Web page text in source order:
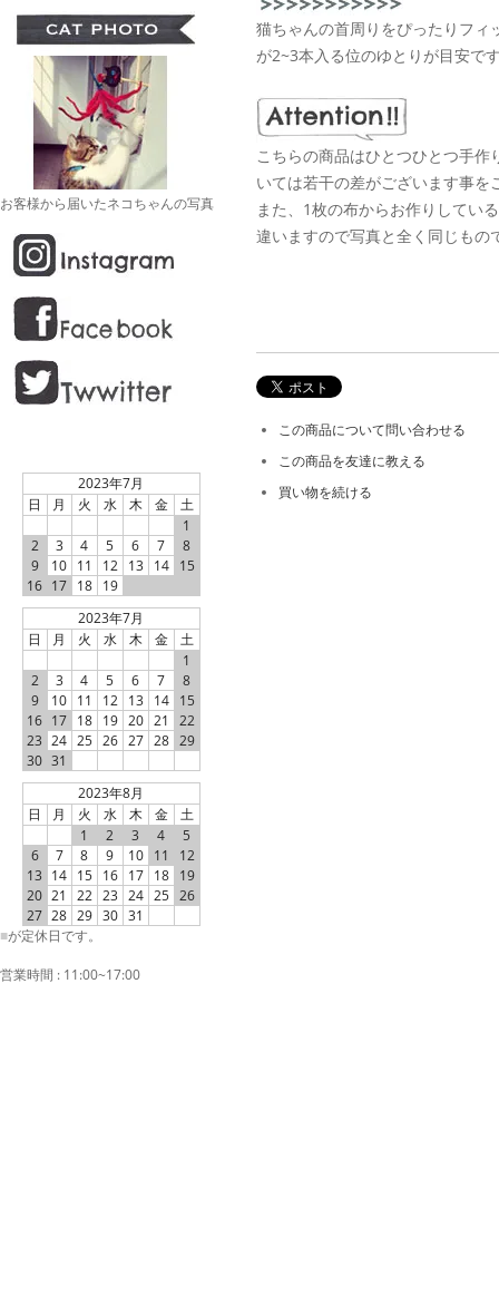
猫ちゃんの首周りをぴったりフ
が2~3本入る位のゆとりが目安で
こちらの商品はひとつひとつ手
いては若干の差がございます事を
また、1枚の布からお作りしてい
違いますので写真と全く同じもの
この商品について問い合わせる
この商品を友達に教える
買い物を続ける
お客様から届いたネコちゃんの写真
2023年7月
日
月 火 水 木 金
土
1
2
3 4 5 6 7
8
9
10 11 12 13 14 15
16 17 18 19
2023年7月
日
月 火 水 木 金
土
1
2
3 4 5 6 7
8
9
10 11 12 13 14 15
16 17 18 19 20 21
22
23 24 25 26 27 28 29
30 31
2023年8月
日
月 火 水 木 金
土
1
2 3 4
5
6
7 8 9 10 11
12
13 14 15 16 17 18 19
20 21 22 23 24 25 26
27 28 29 30 31
■が定休日です。
営業時間 : 11:00~17:00